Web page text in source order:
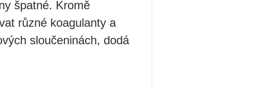
špatné. Kromě
různé koagulanty a
sloučeninách, dodá